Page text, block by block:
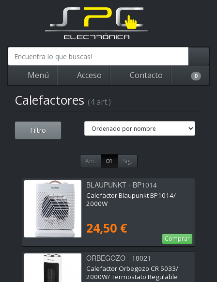
Menú Acceso Contacto 0
Calefactores (4 art.)
Filtro
Ant. 01 Sig.
BLAUPUNKT - BP1014
Calefactor Blaupunkt BP1014/
2000W
24,50 €
Comprar
ORBEGOZO - 18021
Calefactor Orbegozo CR 5033/
2000W/ Termostato Regulable